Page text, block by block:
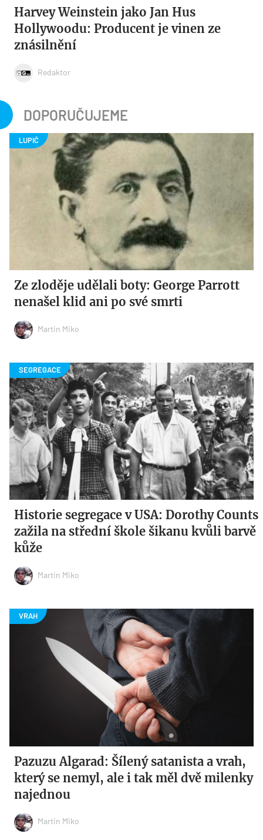
Harvey Weinstein jako Jan Hus
Hollywoodu: Producent je vinen ze
znásilnění
Redaktor
DOPORUČUJEME
Ze zloděje udělali boty: George Parrott
nenašel klid ani po své smrti
Martin Miko
Historie segregace v USA: Dorothy Counts
zažila na střední škole šikanu kvůli barvě
kůže
Martin Miko
Pazuzu Algarad: Šílený satanista a vrah,
který se nemyl, ale i tak měl dvě milenky
najednou
Martin Miko